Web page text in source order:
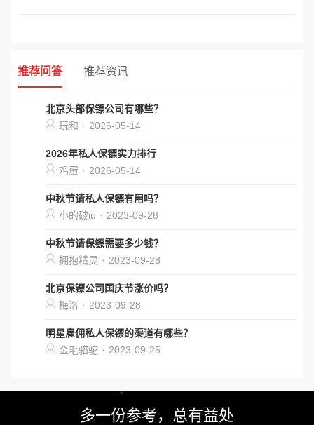
推荐问答 推荐资讯
北京头部保镖公司有哪些？
玩和 · 2026-05-14
2026年私人保镖实力排行
鸡蛋 · 2026-05-14
中秋节请私人保镖有用吗？
小的破iu · 2023-09-28
中秋节请保镖需要多少钱？
拥抱精灵 · 2023-09-28
北京保镖公司国庆节涨价吗？
梅洛 · 2023-09-28
明星雇佣私人保镖的渠道有哪些？
金毛骆驼 · 2023-09-25
多一份参考，总有益处